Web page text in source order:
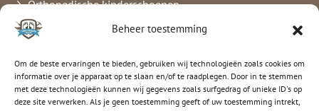
Beheer toestemming
Om de beste ervaringen te bieden, gebruiken wij technologieën zoals cookies om
informatie over je apparaat op te slaan en/of te raadplegen. Door in te stemmen
met deze technologieën kunnen wij gegevens zoals surfgedrag of unieke ID's op
deze site verwerken. Als je geen toestemming geeft of uw toestemming intrekt,
Orthopedische kinderschoenen
Verbandschoenen
luitenorthopedie